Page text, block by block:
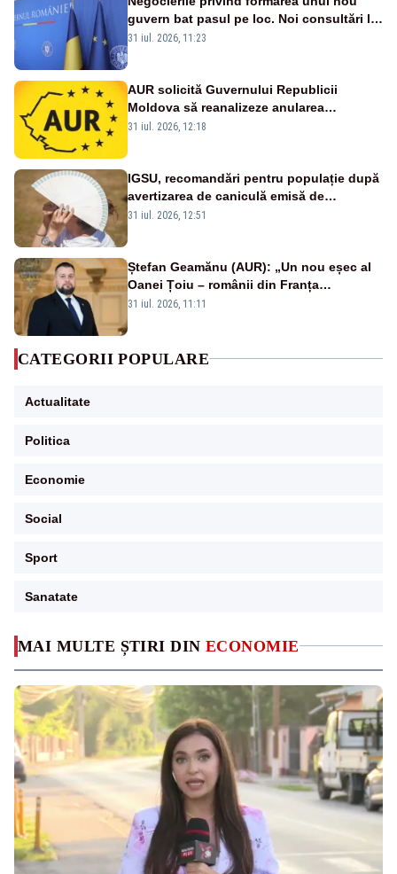
MAI MULTE ȘTIRI DIN ECONOMIE
guvern bat pasul pe loc. Noi consultări la
Cotroceni, așteptate după mijlocul lunii
31 iul. 2026, 11:23
AUR solicită Guvernului Republicii
Moldova să reanalizeze anularea
concertului de Ziua Limbii Române
31 iul. 2026, 12:18
IGSU, recomandări pentru populație după
avertizarea de caniculă emisă de
meteorologi
31 iul. 2026, 12:51
Ștefan Geamănu (AUR): „Un nou eșec al
Oanei Țoiu – românii din Franța
abandonați de propriul minister de
31 iul. 2026, 11:11
CATEGORII POPULARE
Actualitate
Politica
Economie
Social
Sport
Sanatate